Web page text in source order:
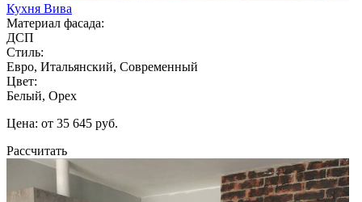
Кухня Вива
Материал фасада:
ДСП
Стиль:
Евро, Итальянский, Современный
Цвет:
Белый, Орех
Цена: от 35 645 руб.
Рассчитать